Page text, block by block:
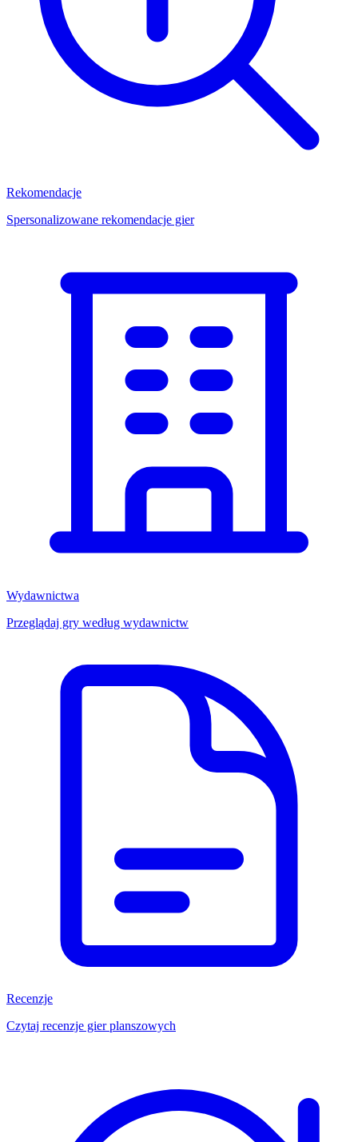
Rekomendacje
Spersonalizowane rekomendacje gier
Wydawnictwa
Przeglądaj gry według wydawnictw
Recenzje
Czytaj recenzje gier planszowych